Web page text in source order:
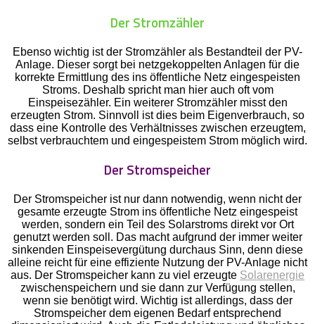
Der Stromzähler
Ebenso wichtig ist der Stromzähler als Bestandteil der PV-
Anlage. Dieser sorgt bei netzgekoppelten Anlagen für die
korrekte Ermittlung des ins öffentliche Netz eingespeisten
Stroms. Deshalb spricht man hier auch oft vom
Einspeisezähler. Ein weiterer Stromzähler misst den
erzeugten Strom. Sinnvoll ist dies beim Eigenverbrauch, so
dass eine Kontrolle des Verhältnisses zwischen erzeugtem,
selbst verbrauchtem und eingespeistem Strom möglich wird.
Der Stromspeicher
Der Stromspeicher ist nur dann notwendig, wenn nicht der
gesamte erzeugte Strom ins öffentliche Netz eingespeist
werden, sondern ein Teil des Solarstroms direkt vor Ort
genutzt werden soll. Das macht aufgrund der immer weiter
sinkenden Einspeisevergütung durchaus Sinn, denn diese
alleine reicht für eine effiziente Nutzung der PV-Anlage nicht
aus. Der Stromspeicher kann zu viel erzeugte Solarenergie
zwischenspeichern und sie dann zur Verfügung stellen,
wenn sie benötigt wird. Wichtig ist allerdings, dass der
Stromspeicher dem eigenen Bedarf entsprechend